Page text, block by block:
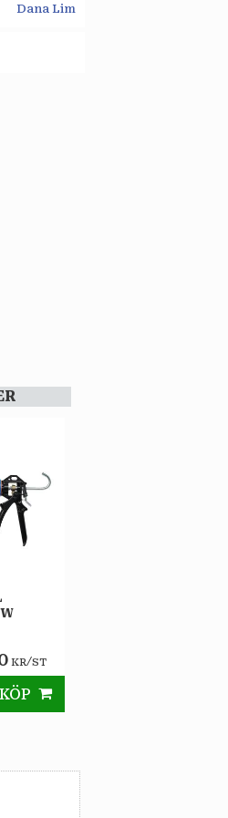
Dana Lim
KR/ST
i favoriter
KÖP